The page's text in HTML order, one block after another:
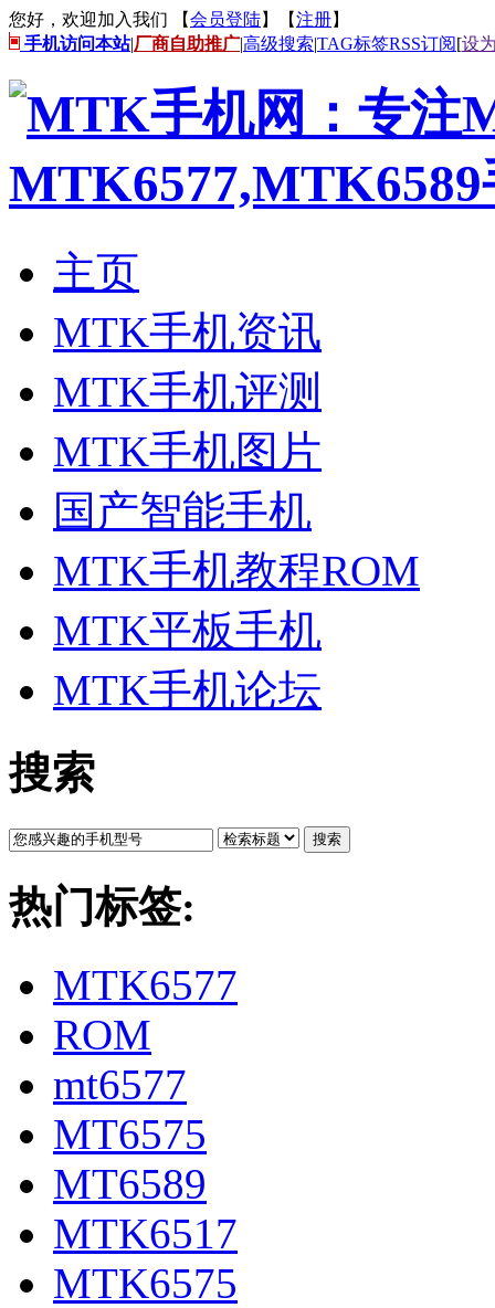
您好，欢迎加入我们 【会员登陆】【注册】
手机访问本站|厂商自助推广|高级搜索|TAG标签RSS订阅[设
主页
MTK手机资讯
MTK手机评测
MTK手机图片
国产智能手机
MTK手机教程ROM
MTK平板手机
MTK手机论坛
搜索
搜索
热门标签:
MTK6577
ROM
mt6577
MT6575
MT6589
MTK6517
MTK6575